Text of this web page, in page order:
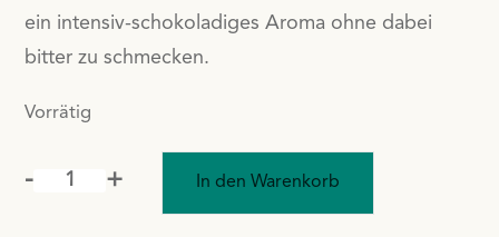
ein intensiv-schokoladiges Aroma ohne dabei
bitter zu schmecken.
Vorrätig
- + In den Warenkorb